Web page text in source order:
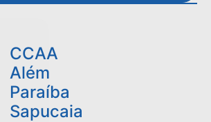
CCAA
Além
Paraíba
Sapucaia